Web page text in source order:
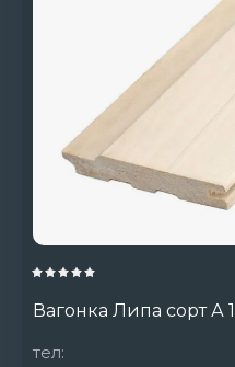
Вагонка Липа сорт А
тел: